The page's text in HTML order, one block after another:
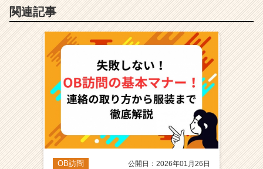
関連記事
OB訪問
公開日：2026年01月26日